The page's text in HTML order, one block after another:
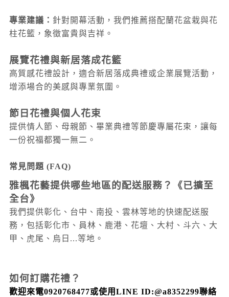
專業建議： 針對開幕活動，我們推薦搭配蘭花盆栽與花
柱花籃，象徵富貴與吉祥。
展覽花禮與新居落成花籃
高質感花禮設計，適合新居落成典禮或企業展覽活動，
增添場合的美感與專業氛圍。
節日花禮與個人花束
提供情人節、母親節、畢業典禮等節慶專屬花束，讓每
一份祝福都獨一無二。
常見問題 (FAQ)
雅楓花藝提供哪些地區的配送服務？
《已擴至
全台》
我們提供彰化、台中、南投、雲林等地的快速配送服
務，包括彰化市、員林、鹿港、花壇、大村 、斗六 、大
甲 、虎尾 、烏日...等地。
如何訂購花禮？
歡迎來電0920768477或使用LINE ID:@a8352299聯絡